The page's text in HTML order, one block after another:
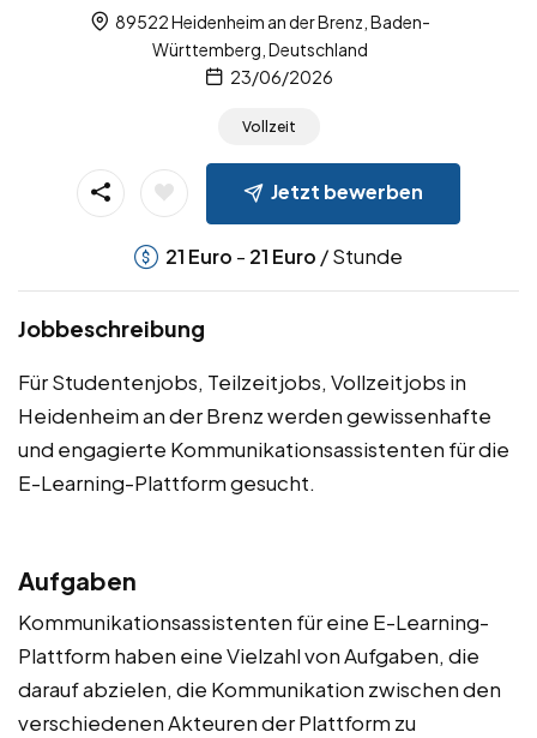
89522 Heidenheim an der Brenz, Baden-
Württemberg, Deutschland
23/06/2026
Vollzeit
Jetzt bewerben
21 Euro - 21 Euro / Stunde
Jobbeschreibung
Für Studentenjobs, Teilzeitjobs, Vollzeitjobs in
Heidenheim an der Brenz werden gewissenhafte
und engagierte Kommunikationsassistenten für die
E-Learning-Plattform gesucht.
Aufgaben
Kommunikationsassistenten für eine E-Learning-
Plattform haben eine Vielzahl von Aufgaben, die
darauf abzielen, die Kommunikation zwischen den
verschiedenen Akteuren der Plattform zu